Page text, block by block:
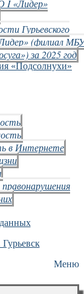
I «Лидер»
Гурьевского
(филиал
за 2025 год
«Подсолнухи»
в Интернете
Меню